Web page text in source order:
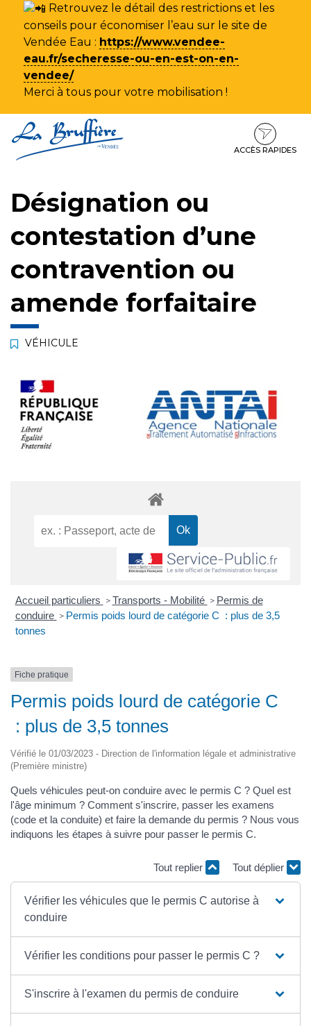
Retrouvez le détail des restrictions et les
conseils pour économiser l’eau sur le site de
Vendée Eau : https://www.vendee-
eau.fr/secheresse-ou-en-est-on-en-
vendee/
Merci à tous pour votre mobilisation !
au
contenu
au
ACCÈS RAPIDES
Désignation ou
contestation d’une
contravention ou
amende forfaitaire
VÉHICULE
Accueil particuliers > Transports - Mobilité > Permis de
conduire > Permis poids lourd de catégorie C : plus de 3,5
tonnes
Fiche pratique
Permis poids lourd de catégorie C
: plus de 3,5 tonnes
Vérifié le 01/03/2023 - Direction de l'information légale et administrative
(Première ministre)
Quels véhicules peut-on conduire avec le permis C ? Quel est
l'âge minimum ? Comment s'inscrire, passer les examens
(code et la conduite) et faire la demande du permis ? Nous vous
indiquons les étapes à suivre pour passer le permis C.
Tout replier Tout déplier
Vérifier les véhicules que le permis C autorise à
conduire
Vérifier les conditions pour passer le permis C ?
S'inscrire à l'examen du permis de conduire